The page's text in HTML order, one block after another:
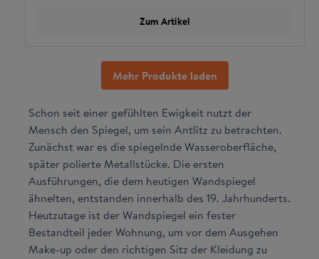
Zum Artikel
Mehr Produkte laden
Schon seit einer gefühlten Ewigkeit nutzt der
Mensch den Spiegel, um sein Antlitz zu betrachten.
Zunächst war es die spiegelnde Wasseroberfläche,
später polierte Metallstücke. Die ersten
Ausführungen, die dem heutigen Wandspiegel
ähnelten, entstanden innerhalb des 19. Jahrhunderts.
Heutzutage ist der Wandspiegel ein fester
Bestandteil jeder Wohnung, um vor dem Ausgehen
Make-up oder den richtigen Sitz der Kleidung zu